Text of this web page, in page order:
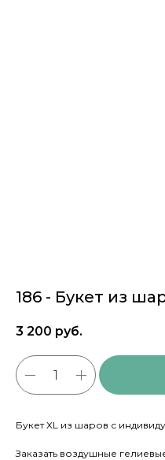
186 - Букет из
3 200 руб.
Букет XL из шаров с
Заказать воздушные